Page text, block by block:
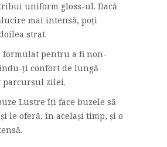
uniform gloss-ul. Dacă
mai intensă, poți
strat.
formulat pentru a fi non-
ți confort de lungă
parcursul zilei.
Lustre îți face buzele să
le oferă, în același timp, și o